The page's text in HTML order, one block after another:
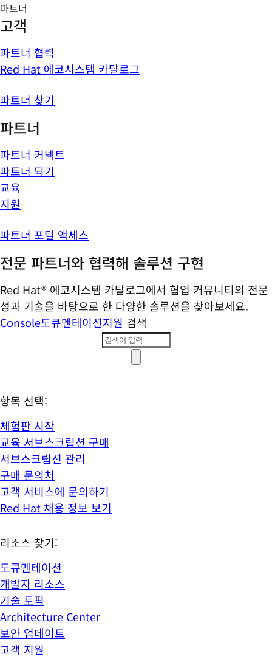
파트너
고객
파트너 협력
Red Hat 에코시스템 카탈로그
파트너 찾기
파트너
파트너 커넥트
파트너 되기
교육
지원
파트너 포털 액세스
전문 파트너와 협력해 솔루션 구현
Red Hat® 에코시스템 카탈로그에서 협업 커뮤니티의 전문
성과 기술을 바탕으로 한 다양한 솔루션을 찾아보세요.
Console도큐멘테이션지원 검색
항목 선택:
체험판 시작
교육 서브스크립션 구매
서브스크립션 관리
구매 문의처
고객 서비스에 문의하기
Red Hat 채용 정보 보기
리소스 찾기:
도큐멘테이션
개발자 리소스
기술 토픽
Architecture Center
보안 업데이트
고객 지원